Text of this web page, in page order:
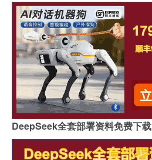
DeepSeek全套部署资料免费下载